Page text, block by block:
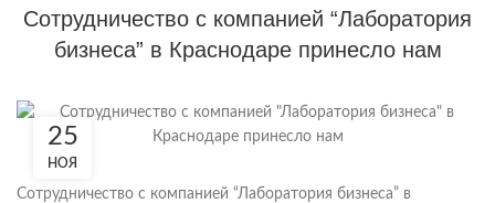
Сотрудничество с компанией “Лаборатория
бизнеса” в Краснодаре принесло нам
25
НОЯ
Сотрудничество с компанией “Лаборатория бизнеса” в